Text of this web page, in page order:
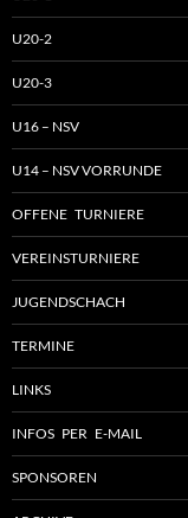
U20-2
U20-3
U16 – NSV
U14 – NSV VORRUNDE
OFFENE TURNIERE
VEREINSTURNIERE
JUGENDSCHACH
TERMINE
LINKS
INFOS PER E-MAIL
SPONSOREN